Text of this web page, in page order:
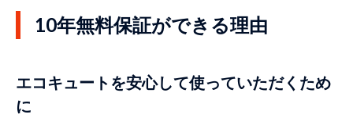
10年無料保証ができる理由
エコキュートを安心して使っていただくため
に